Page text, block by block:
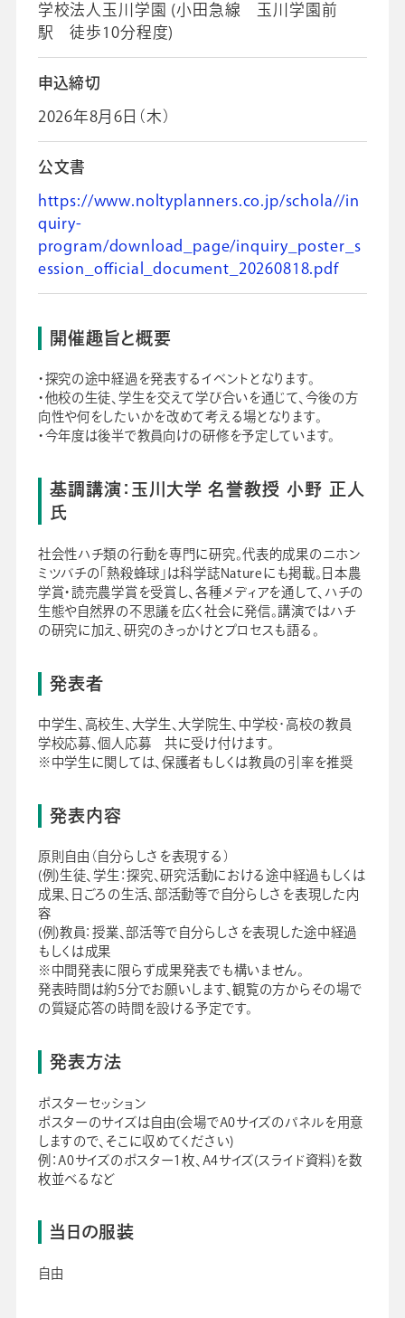
採用情報
学校法人玉川学園 (小田急線 玉川学園前
駅 徒歩10分程度)
申込締切
2026年8月6日（木）
公文書
https://www.noltyplanners.co.jp/schola//in
quiry-
program/download_page/inquiry_poster_s
ession_official_document_20260818.pdf
開催趣旨と概要
・探究の途中経過を発表するイベントとなります。
・他校の生徒、学生を交えて学び合いを通じて、今後の方
向性や何をしたいかを改めて考える場となります。
・今年度は後半で教員向けの研修を予定しています。
基調講演：玉川大学 名誉教授 小野 正人
氏
社会性ハチ類の行動を専門に研究。代表的成果のニホン
ミツバチの「熱殺蜂球」は科学誌Natureにも掲載。日本農
学賞・読売農学賞を受賞し、各種メディアを通して、ハチの
生態や自然界の不思議を広く社会に発信。講演ではハチ
の研究に加え、研究のきっかけとプロセスも語る。
発表者
中学生、高校生、大学生、大学院生、中学校･高校の教員
学校応募、個人応募 共に受け付けます。
※中学生に関しては、保護者もしくは教員の引率を推奨
発表内容
原則自由（自分らしさを表現する）
(例)生徒、学生：探究、研究活動における途中経過もしくは
成果、日ごろの生活、部活動等で自分らしさを表現した内
容
(例)教員：授業、部活等で自分らしさを表現した途中経過
もしくは成果
※中間発表に限らず成果発表でも構いません。
発表時間は約5分でお願いします、観覧の方からその場で
の質疑応答の時間を設ける予定です。
発表方法
ポスターセッション
ポスターのサイズは自由(会場でA0サイズのパネルを用意
しますので、そこに収めてください)
例：A0サイズのポスター1枚、A4サイズ(スライド資料)を数
枚並べるなど
当日の服装
自由